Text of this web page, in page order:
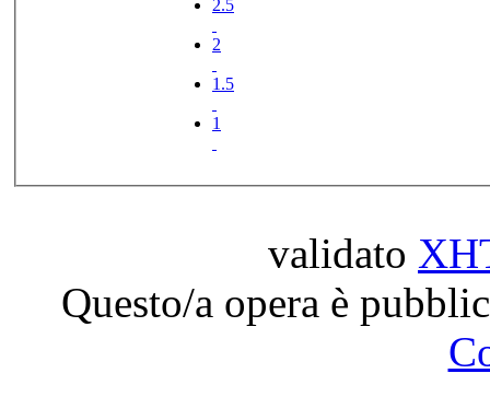
2.5
2
1.5
1
validato
Questo/a opera è